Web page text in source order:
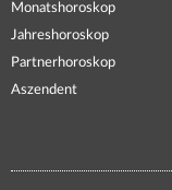
Monatshoroskop
Jahreshoroskop
Partnerhoroskop
Aszendent